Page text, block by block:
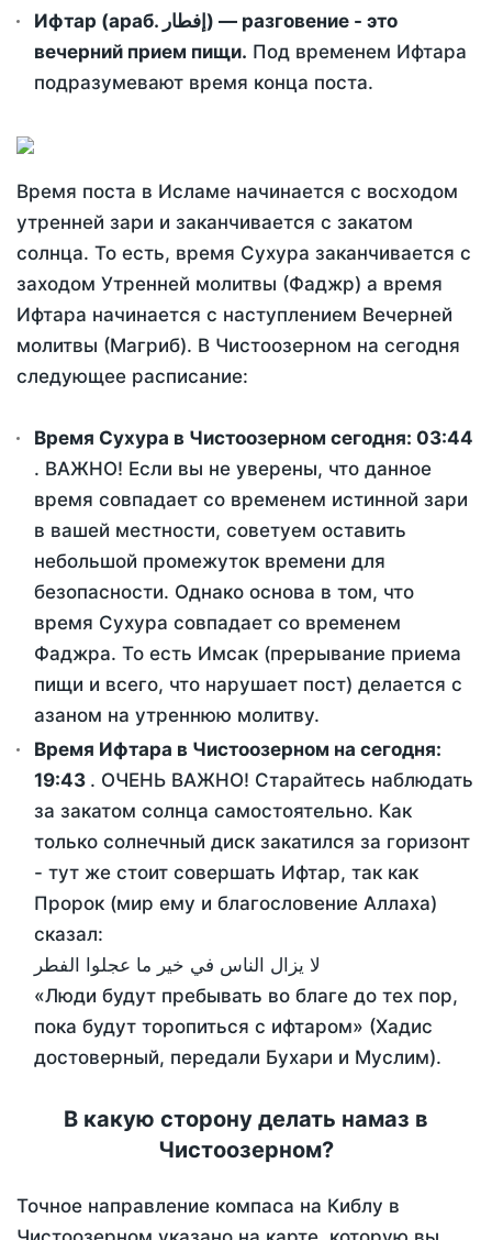
Ифтар (араб. إفطار) — разговение - это
вечерний прием пищи. Под временем Ифтара
подразумевают время конца поста.
Время поста в Исламе начинается с восходом
утренней зари и заканчивается с закатом
солнца. То есть, время Сухура заканчивается с
заходом Утренней молитвы (Фаджр) а время
Ифтара начинается с наступлением Вечерней
молитвы (Магриб). В Чистоозерном на сегодня
следующее расписание:
Время Сухура в Чистоозерном сегодня: 03:44
. ВАЖНО! Если вы не уверены, что данное
время совпадает со временем истинной зари
в вашей местности, советуем оставить
небольшой промежуток времени для
безопасности. Однако основа в том, что
время Сухура совпадает со временем
Фаджра. То есть Имсак (прерывание приема
пищи и всего, что нарушает пост) делается с
азаном на утреннюю молитву.
Время Ифтара в Чистоозерном на сегодня:
19:43 . ОЧЕНЬ ВАЖНО! Старайтесь наблюдать
за закатом солнца самостоятельно. Как
только солнечный диск закатился за горизонт
- тут же стоит совершать Ифтар, так как
Пророк (мир ему и благословение Аллаха)
сказал:
لا يزال الناس في خير ما عجلوا الفطر
«Люди будут пребывать во благе до тех пор,
пока будут торопиться с ифтаром» (Хадис
достоверный, передали Бухари и Муслим).
В какую сторону делать намаз в
Чистоозерном?
Точное направление компаса на Киблу в